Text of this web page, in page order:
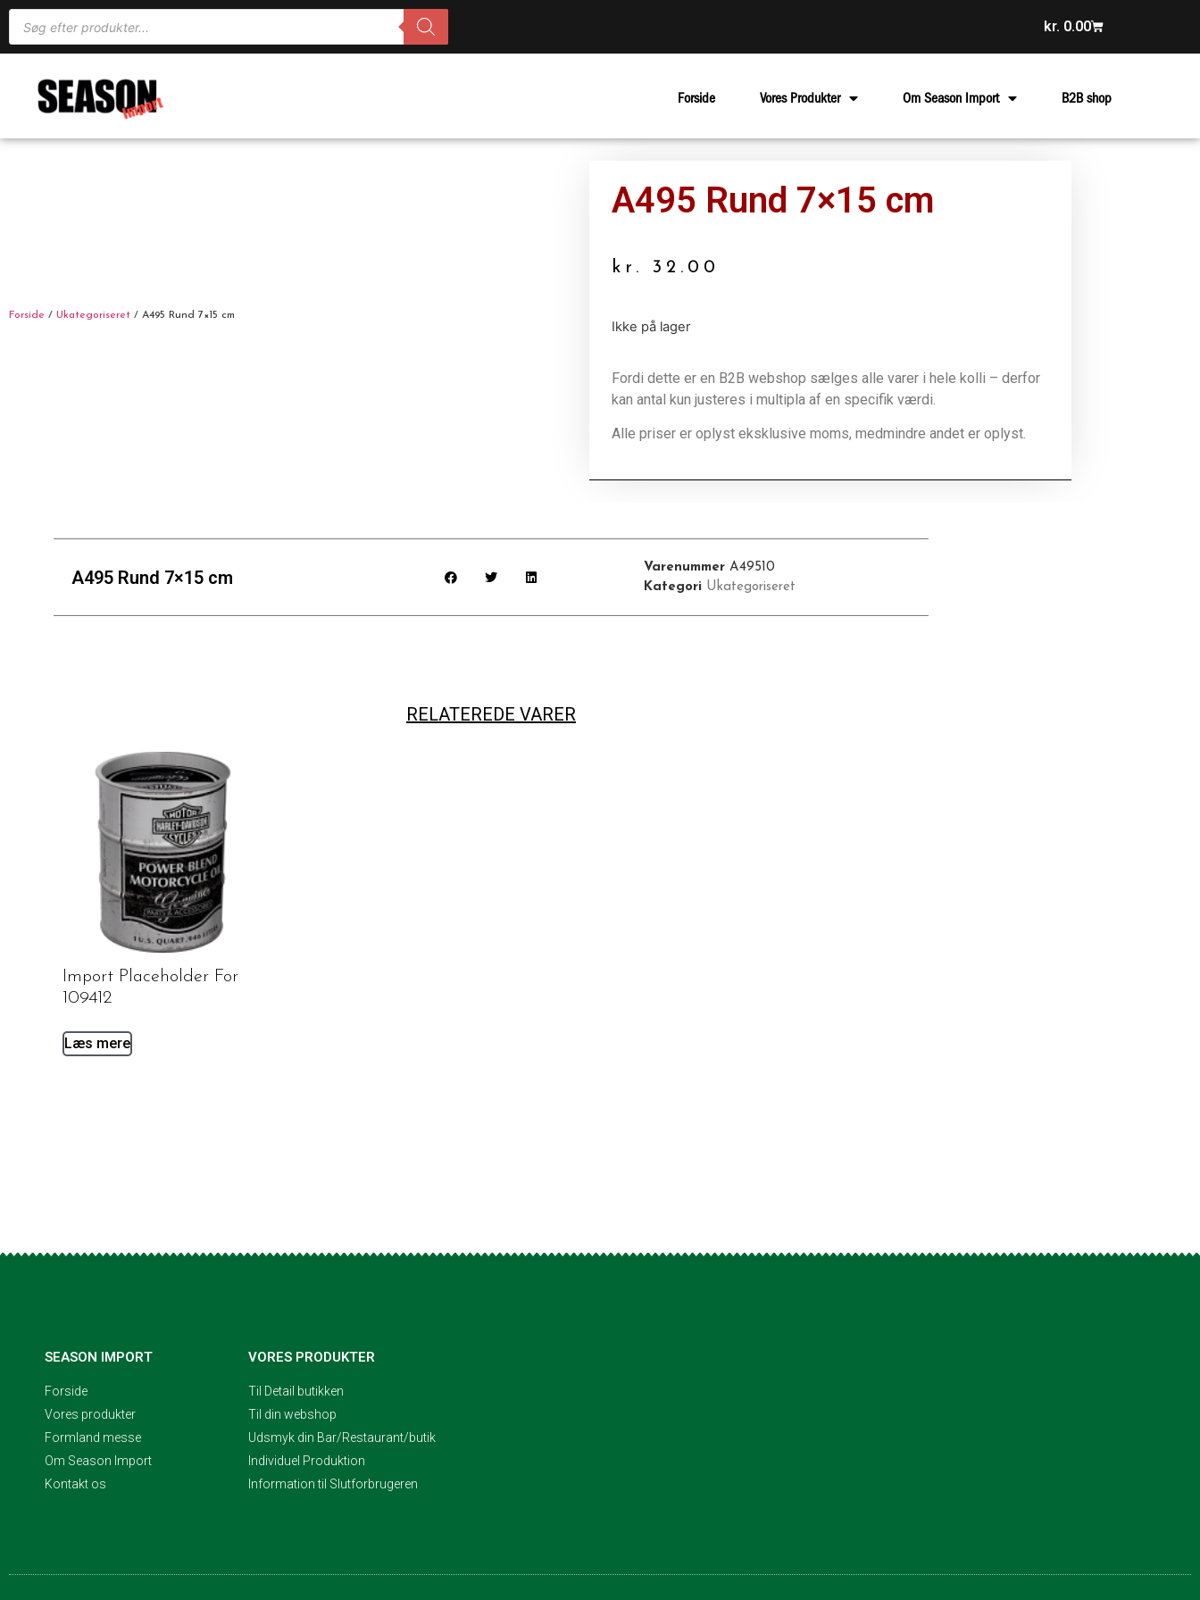
kr. 0.00
Forside Vores Produkter Om Season Import B2B shop
Forside / Ukategoriseret / A495 Rund 7×15 cm
A495 Rund 7×15 cm
kr. 32.00
Ikke på lager
Fordi dette er en B2B webshop sælges alle varer i hele kolli – derfor
kan antal kun justeres i multipla af en specifik værdi.
Alle priser er oplyst eksklusive moms, medmindre andet er oplyst.
A495 Rund 7×15 cm Varenummer A49510
Kategori Ukategoriseret
RELATEREDE VARER
Import Placeholder For
109412
Læs mere
SEASON IMPORT
Forside
Vores produkter
Formland messe
Om Season Import
Kontakt os
VORES PRODUKTER
Til Detail butikken
Til din webshop
Udsmyk din Bar/Restaurant/butik
Individuel Produktion
Information til Slutforbrugeren